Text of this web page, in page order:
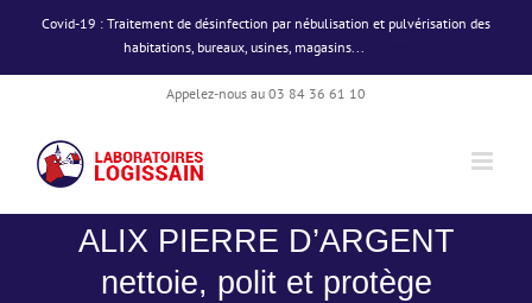
Covid-19 : Traitement de désinfection par nébulisation et pulvérisation des
habitations, bureaux, usines, magasins...
Passer
contenu
Appelez-nous au 03 84 36 61 10
ALIX PIERRE D’ARGENT
nettoie, polit et protège